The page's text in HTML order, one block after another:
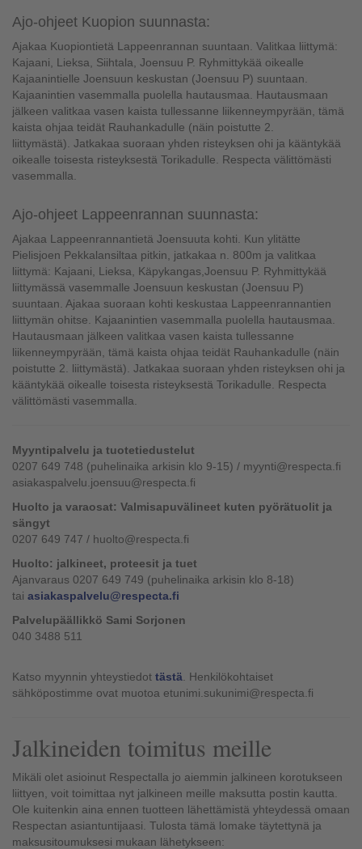
Ajo-ohjeet Kuopion suunnasta:
Ajakaa Kuopiontietä Lappeenrannan suuntaan. Valitkaa liittymä:
Kajaani, Lieksa, Siihtala, Joensuu P. Ryhmittykää oikealle
Kajaanintielle Joensuun keskustan (Joensuu P) suuntaan.
Kajaanintien vasemmalla puolella hautausmaa. Hautausmaan
jälkeen valitkaa vasen kaista tullessanne liikenneympyrään, tämä
kaista ohjaa teidät Rauhankadulle (näin poistutte 2.
liittymästä). Jatkakaa suoraan yhden risteyksen ohi ja kääntykää
oikealle toisesta risteyksestä Torikadulle. Respecta välittömästi
vasemmalla.
Ajo-ohjeet Lappeenrannan suunnasta:
Ajakaa Lappeenrannantietä Joensuuta kohti. Kun ylitätte
Pielisjoen Pekkalansiltaa pitkin, jatkakaa n. 800m ja valitkaa
liittymä: Kajaani, Lieksa, Käpykangas,Joensuu P. Ryhmittykää
liittymässä vasemmalle Joensuun keskustan (Joensuu P)
suuntaan. Ajakaa suoraan kohti keskustaa Lappeenrannantien
liittymän ohitse. Kajaanintien vasemmalla puolella hautausmaa.
Hautausmaan jälkeen valitkaa vasen kaista tullessanne
liikenneympyrään, tämä kaista ohjaa teidät Rauhankadulle (näin
poistutte 2. liittymästä). Jatkakaa suoraan yhden risteyksen ohi ja
kääntykää oikealle toisesta risteyksestä Torikadulle. Respecta
välittömästi vasemmalla.
Myyntipalvelu ja tuotetiedustelut
0207 649 748 (puhelinaika arkisin klo 9-15) / myynti@respecta.fi
asiakaspalvelu.joensuu@respecta.fi
Huolto ja varaosat: Valmisapuvälineet kuten pyörätuolit ja
sängyt
0207 649 747 / huolto@respecta.fi
Huolto: jalkineet, proteesit ja tuet
Ajanvaraus 0207 649 749 (puhelinaika arkisin klo 8-18)
tai asiakaspalvelu@respecta.fi
Palvelupäällikkö Sami Sorjonen
040 3488 511
Katso myynnin yhteystiedot tästä . Henkilökohtaiset
sähköpostimme ovat muotoa etunimi.sukunimi@respecta.fi
Jalkineiden toimitus meille
Mikäli olet asioinut Respectalla jo aiemmin jalkineen korotukseen
liittyen, voit toimittaa nyt jalkineen meille maksutta postin kautta.
Ole kuitenkin aina ennen tuotteen lähettämistä yhteydessä omaan
Respectan asiantuntijaasi. Tulosta tämä lomake täytettynä ja
maksusitoumuksesi mukaan lähetykseen: